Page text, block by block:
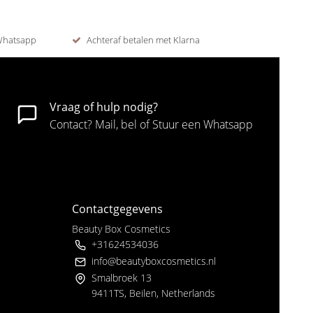
Achteraf betalen met Klarna
Vraag of hulp nodig?
Contact? Mail, bel of Stuur een Whatsapp
Contactgegevens
Beauty Box Cosmetics
+31624534036
info@beautyboxcosmetics.nl
Smalbroek 13
9411TS, Beilen, Netherlands